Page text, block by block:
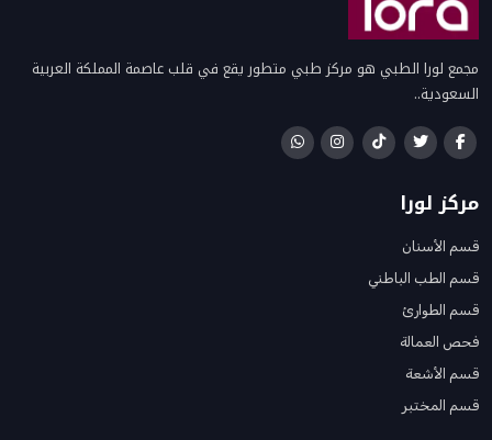
مجمع لورا الطبي هو مركز طبي متطور يقع في قلب عاصمة المملكة العربية
السعودية..
مركز لورا
قسم الأسنان
قسم الطب الباطني
قسم الطوارئ
فحص العمالة
قسم الأشعة
قسم المختبر